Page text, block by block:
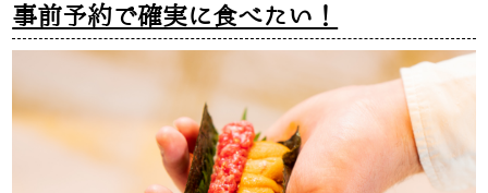
事前予約で確実に食べたい！